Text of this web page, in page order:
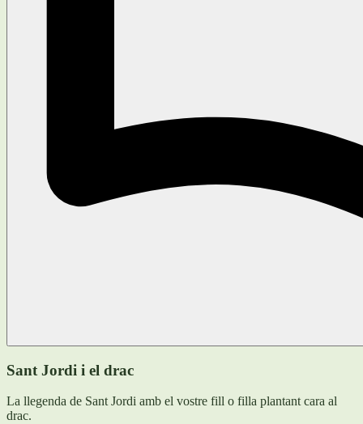
Sant Jordi i el drac
La llegenda de Sant Jordi amb el vostre fill o filla plantant cara al
drac.